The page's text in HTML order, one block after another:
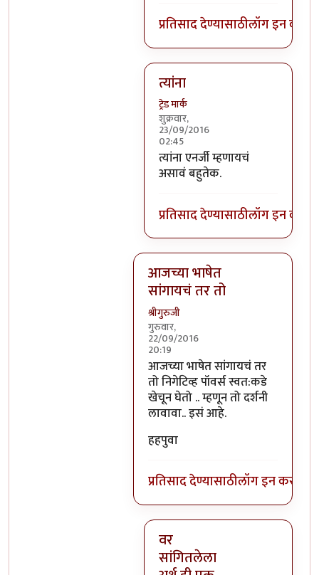
प्रतिसाद देण्यासाठीलॉग इन करा
त्यांना
ट्रेड मार्क
शुक्रवार,
23/09/2016
02:45
In reply toनिगेटिव्ह पाॅवर्स?
त्यांना एनर्जी म्हणायचं
असावं बहुतेक.
प्रतिसाद देण्यासाठीलॉग इन करा
आजच्या भाषेत
सांगायचं तर तो
श्रीगुरुजी
गुरुवार,
22/09/2016
20:19
In reply toआजच्या भाषेत सांगायचं
आजच्या भाषेत सांगायचं तर
तो निगेटिव्ह पॉवर्स स्वत:कडे
खेचून घेतो .. म्हणून तो दर्शनी
लावावा.. इसं आहे.
हहपुवा
प्रतिसाद देण्यासाठीलॉग इन करा
वर
सांगितलेला